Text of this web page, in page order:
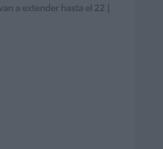
a extender hasta el 22 |